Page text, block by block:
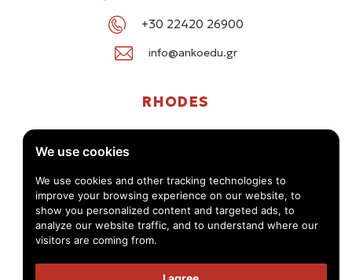
We use cookies
We use cookies and other tracking technologies to
improve your browsing experience on our website, to
show you personalized content and targeted ads, to
analyze our website traffic, and to understand where our
visitors are coming from.
+30 22420 26900
info@ankoedu.gr
RHODES
+30 22414 01016 / +30 22410 62488
info@ankoedu.gr